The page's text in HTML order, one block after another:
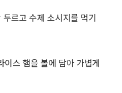
르고 수제 소시지를 먹기
스 햄을 볼에 담아 가볍게